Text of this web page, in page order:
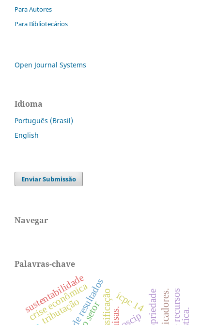
Para Autores
Para Bibliotecários
Open Journal Systems
Idioma
Português (Brasil)
English
Enviar Submissão
Navegar
Palavras-chave
classificação
tributação
crise econômica oscip
sustentabilidade icpc 14